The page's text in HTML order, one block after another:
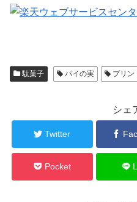
駄菓子 パイの実 プリン
シェ
Twitter
Pocket